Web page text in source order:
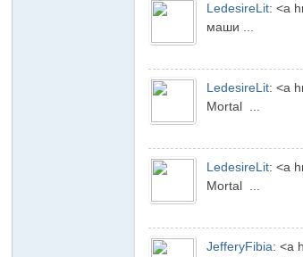
LedesireLit:<a
маши ...
LedesireLit:<a
Mortal ...
LedesireLit:<a
Mortal ...
JefferyFibia:<a